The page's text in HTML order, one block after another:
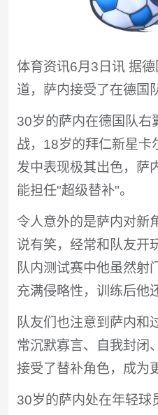
体育资讯6月3日讯 据
道，萨内接受了在德国
30岁的萨内在德国队右
战，18岁的拜仁新星卡
发中表现极其出色，萨
能担任"超级替补"。
令人意外的是萨内对新
说有笑，经常和队友开
队内测试赛中他虽然射
充满侵略性，训练后他
队友们也注意到萨内和
常沉默寡言、自我封闭
接受了替补角色，成为
30岁的萨内处在年轻球